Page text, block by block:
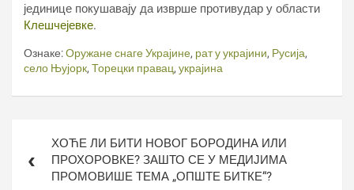
јединице покушавају да изврше противудар у области
Клешчејевке.
Ознаке:Оружане снаге Украјине, рат у украјини, Русија,
село Њујорк, Торецки правац, украјина
чланкаХОЋЕ ЛИ БИТИ НОВОГ БОРОДИНА ИЛИ
ПРОХОРОВКЕ? ЗАШТО СЕ У МЕДИЈИМА
ПРОМОВИШЕ ТЕМА „ОПШТЕ БИТКЕ“?